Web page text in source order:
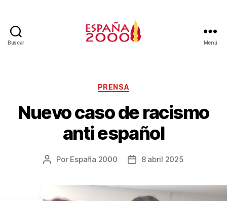
Buscar Menú
PRENSA
Nuevo caso de racismo
anti español
Por España 2000 8 abril 2025